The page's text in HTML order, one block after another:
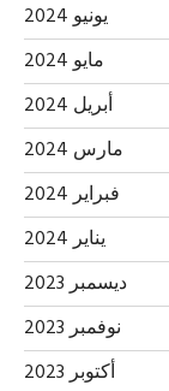
يونيو 2024
مايو 2024
أبريل 2024
مارس 2024
فبراير 2024
يناير 2024
ديسمبر 2023
نوفمبر 2023
أكتوبر 2023